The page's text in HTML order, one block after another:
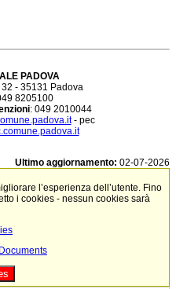
PADOVA
- 35131 Padova
8205100
: 049 2010044
- pec
Ultimo aggiornamento: 02-07-2026
l’esperienza dell’utente. Fino
i cookies - nessun cookies sarà